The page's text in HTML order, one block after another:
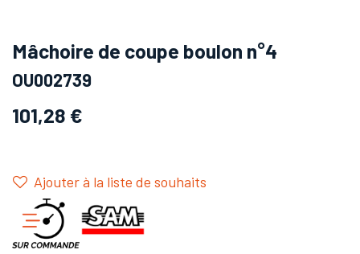
Mâchoire de coupe boulon n°4
OU002739
101,28 €
Ajouter à la liste de souhaits